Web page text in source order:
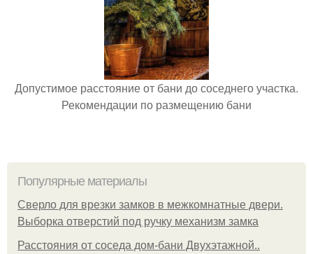
Допустимое расстояние от бани до соседнего участка.
Рекомендации по размещению бани
Популярные материалы
Сверло для врезки замков в межкомнатные двери.
Выборка отверстий под ручку механизм замка
Расстояния от соседа дом-бани Двухэтажной..